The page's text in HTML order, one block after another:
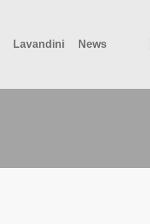
Lavandini News